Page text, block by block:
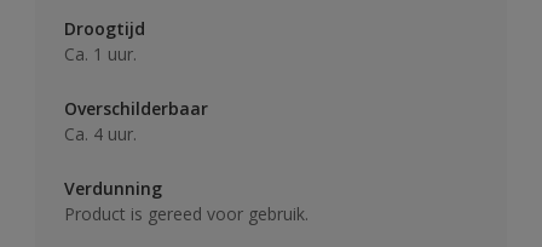
Droogtijd
Ca. 1 uur.
Overschilderbaar
Ca. 4 uur.
Verdunning
Product is gereed voor gebruik.